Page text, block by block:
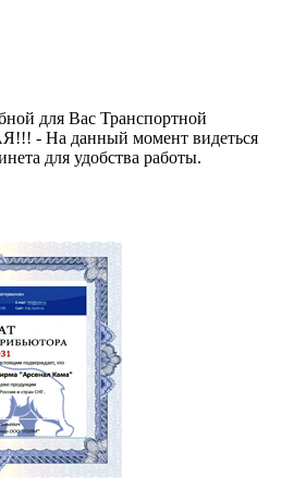
для Вас Транспортной
- На данный момент видеться
для удобства работы.